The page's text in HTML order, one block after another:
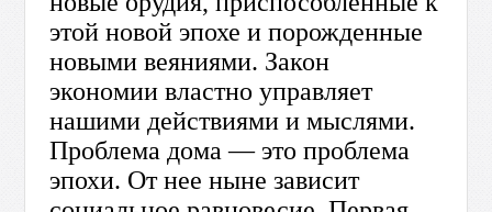
этой новой эпохе и порожденные
новыми веяниями. Закон
экономии властно управляет
нашими действиями и мыслями.
Проблема дома — это проблема
эпохи. От нее ныне зависит